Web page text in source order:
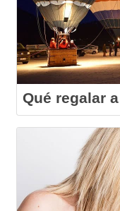
Qué regalar